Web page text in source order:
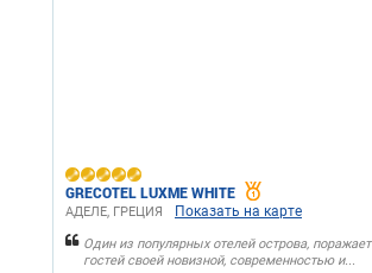
GRECOTEL LUXME WHITE
АДЕЛЕ, ГРЕЦИЯ Показать на карте
Один из популярных отелей острова, поражает
гостей своей новизной, современностью и...